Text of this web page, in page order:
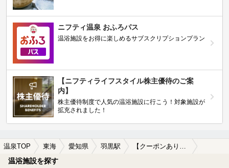
ニフティ温泉 おふろパス
温浴施設をお得に楽しめるサブスクリプションプラン
【ニフティライフスタイル株主優待のご案
内】
株主優待制度で人気の温浴施設に行こう！対象施設が
拡充されました！
温泉TOP 東海 愛知県 羽黒駅 【クーポンあり】朝風呂に入れる羽黒駅近くの温泉、日帰り温泉、スーパー銭湯おすすめ
温浴施設を探す